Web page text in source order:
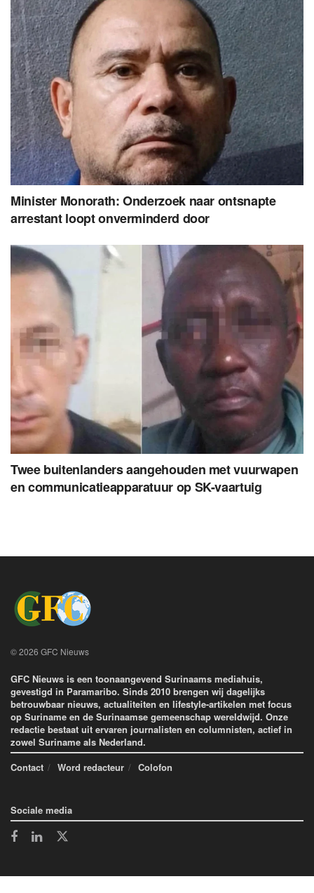
Minister Monorath: Onderzoek naar ontsnapte
arrestant loopt onverminderd door
Twee buitenlanders aangehouden met vuurwapen
en communicatieapparatuur op SK-vaartuig
© 2026 GFC Nieuws
GFC Nieuws is een toonaangevend Surinaams mediahuis,
gevestigd in Paramaribo. Sinds 2010 brengen wij dagelijks
betrouwbaar nieuws, actualiteiten en lifestyle-artikelen met focus
op Suriname en de Surinaamse gemeenschap wereldwijd. Onze
redactie bestaat uit ervaren journalisten en columnisten, actief in
zowel Suriname als Nederland.
Contact
Word redacteur Colofon
Sociale media